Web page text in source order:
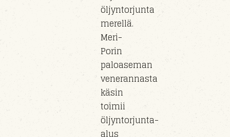
öljyntorjunta
merellä.
Meri-
Porin
paloaseman
venerannasta
käsin
toimii
öljyntorjunta-
alus